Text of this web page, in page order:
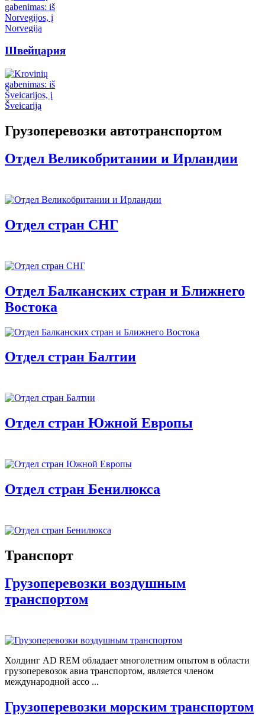
Швейцария
Грузоперевозки автотранспортом
Отдел Великобритании и Ирландии
Отдел стран СНГ
Отдел Балканских стран и Ближнего
Востока
Отдел стран Балтии
Отдел стран Южной Европы
Отдел стран Бенилюкса
Транспорт
Грузоперевозки воздушным
транспортом
Холдинг AD REM обладает многолетним опытом в области
грузоперевозок авиа транспортом, является членом
международной ассо ...
Грузоперевозки морским транспортом